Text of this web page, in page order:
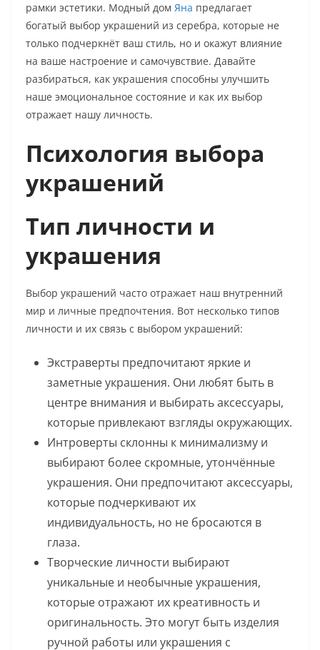
рамки эстетики. Модный дом Яна предлагает
богатый выбор украшений из серебра, которые не
только подчеркнёт ваш стиль, но и окажут влияние
на ваше настроение и самочувствие. Давайте
разбираться, как украшения способны улучшить
наше эмоциональное состояние и как их выбор
отражает нашу личность.
Психология выбора
украшений
Тип личности и
украшения
Выбор украшений часто отражает наш внутренний
мир и личные предпочтения. Вот несколько типов
личности и их связь с выбором украшений:
Экстраверты предпочитают яркие и
заметные украшения. Они любят быть в
центре внимания и выбирать аксессуары,
которые привлекают взгляды окружающих.
Интроверты склонны к минимализму и
выбирают более скромные, утончённые
украшения. Они предпочитают аксессуары,
которые подчеркивают их
индивидуальность, но не бросаются в
глаза.
Творческие личности выбирают
уникальные и необычные украшения,
которые отражают их креативность и
оригинальность. Это могут быть изделия
ручной работы или украшения с